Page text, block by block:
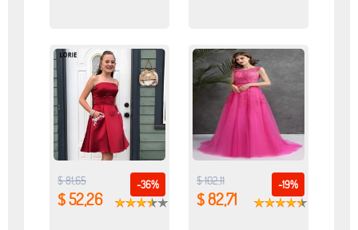
-36%
$ 81,65
$ 52,26
-19%
$ 102,11
$ 82,71